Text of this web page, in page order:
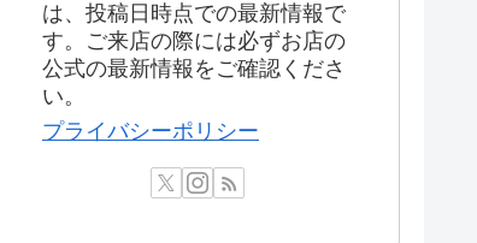
は、投稿日時点での最新情報で
す。ご来店の際には必ずお店の
公式の最新情報をご確認くださ
い。
プライバシーポリシー